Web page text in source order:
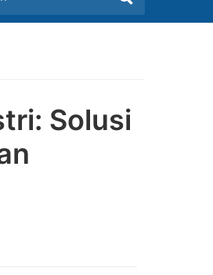
Solusi